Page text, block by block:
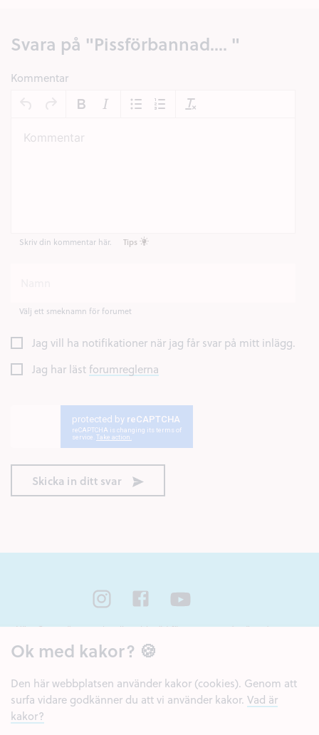
Svara på "Pissförbannad.... "
Kommentar
Skriv din kommentar här. Tips
Välj ett smeknamn för forumet
Jag vill ha notifikationer när jag får svar på mitt inlägg.
Jag har läst forumreglerna
Skicka in ditt svar
Ok med kakor? 🍪
Den här webbplatsen använder kakor (cookies). Genom att
surfa vidare godkänner du att vi använder kakor. Vad är
kakor?
Nära Cancer är ett nationellt webbstöd för unga som står nära någon som
Örebro län och Regionalt cancercentrum Uppsala- Örebro.